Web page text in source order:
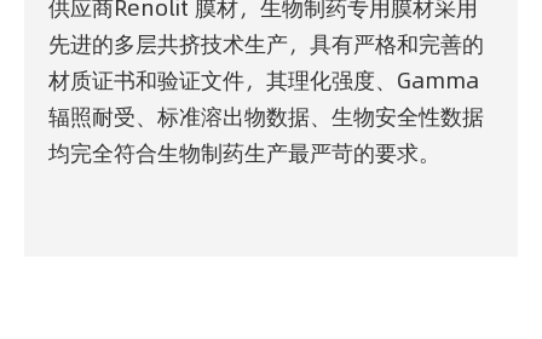
供应商Renolit 膜材，生物制药专用膜材采用
先进的多层共挤技术生产，具有严格和完善的
材质证书和验证文件，其理化强度、Gamma
辐照耐受、标准溶出物数据、生物安全性数据
均完全符合生物制药生产最严苛的要求。